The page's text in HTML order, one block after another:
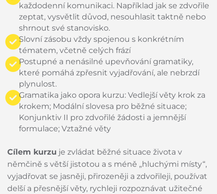
každodenní komunikaci. Například jak se zdvořile
zeptat, vysvětlit důvod, nesouhlasit taktně nebo
shrnout své stanovisko.
Slovní zásobu vždy spojenou s konkrétním
tématem, včetně celých frází
Postupné a nenásilné upevňování gramatiky,
které pomáhá zpřesnit vyjadřování, ale nebrzdí
plynulost.
Gramatika jako opora kurzu: Vedlejší věty krok za
krokem; Modální slovesa pro běžné situace;
Konjunktiv II pro zdvořilé žádosti a jemnější
formulace; Vztažné věty
Cílem kurzu je zvládat běžné situace života v
němčině s větší jistotou a s méně „hluchými místy“,
vyjadřovat se jasněji, přirozeněji a zdvořileji, používat
delší a přesnější věty, rychleji rozpoznávat užitečné